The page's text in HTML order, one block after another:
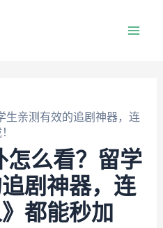
生亲测有效的追剧神器，连
怎么看？留学
剧神器，连
都能秒加